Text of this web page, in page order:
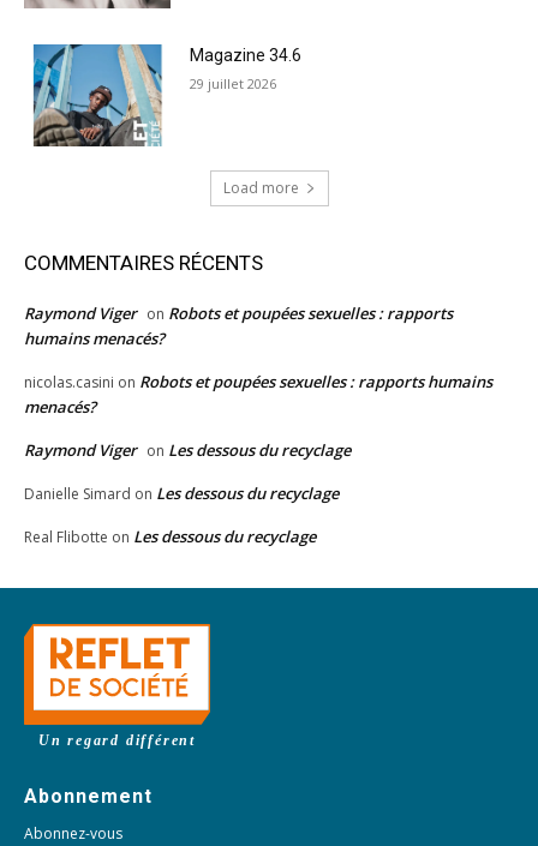
Magazine 34.6
29 juillet 2026
Load more
COMMENTAIRES RÉCENTS
Raymond Viger on Robots et poupées sexuelles : rapports
humains menacés?
nicolas.casini on Robots et poupées sexuelles : rapports humains
menacés?
Raymond Viger on Les dessous du recyclage
Danielle Simard on Les dessous du recyclage
Real Flibotte on Les dessous du recyclage
Un regard différent
Abonnement
Abonnez-vous